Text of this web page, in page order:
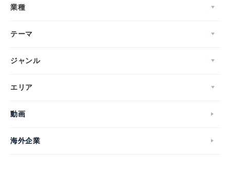
業種
テーマ
ジャンル
エリア
動画
海外企業